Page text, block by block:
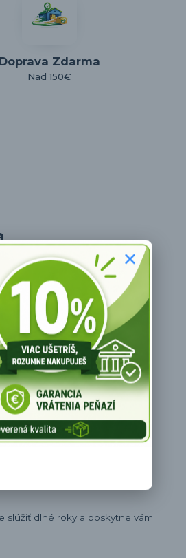
Doprava Zdarma
Nad 150€
chňapkuna ochranu svojich rúk.
slúžiť dlhé roky a poskytne vám